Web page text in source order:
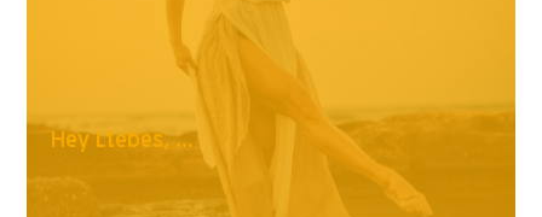
Hey Liebes, ...